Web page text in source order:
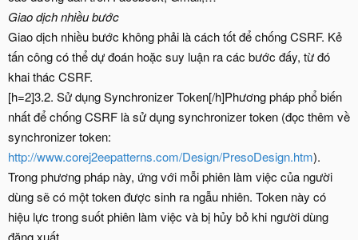
Giao dịch nhiều bước
Giao dịch nhiều bước không phải là cách tốt để chống CSRF. Kẻ
tấn công có thể dự đoán hoặc suy luận ra các bước đấy, từ đó
khai thác CSRF.
[h=2]3.2. Sử dụng Synchronizer Token[/h]Phương pháp phổ biến
nhất để chống CSRF là sử dụng synchronizer token (đọc thêm về
synchronizer token:
http://www.corej2eepatterns.com/Design/PresoDesign.htm).
Trong phương pháp này, ứng với mỗi phiên làm việc của người
dùng sẽ có một token được sinh ra ngẫu nhiên. Token này có
hiệu lực trong suốt phiên làm việc và bị hủy bỏ khi người dùng
đăng xuất.